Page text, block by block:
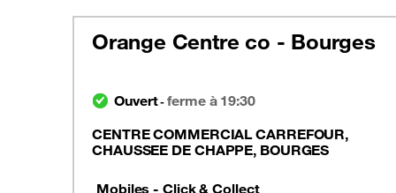
Orange Centre co - Bourges
Ouvert-ferme à 19:30
CENTRE COMMERCIAL CARREFOUR,
CHAUSSEE DE CHAPPE, BOURGES
Mobiles - Click & Collect